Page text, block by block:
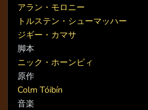
アラン・モロニー
トルステン・シューマッハー
ジギー・カマサ
脚本
ニック・ホーンビィ
原作
Colm Tóibín
音楽